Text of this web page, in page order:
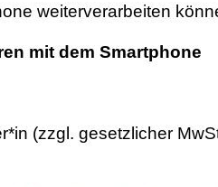
weiterverarbeiten
mit dem Smartphone
(zzgl. gesetzlicher